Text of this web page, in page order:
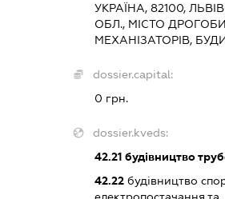
УКРАЇНА, 82100,
ОБЛ., МІСТО
МЕХАНІЗАТОРІВ,
dossier.capital:
0 грн.
dossier.kveds:
42.21будівництво
42.22будівництво